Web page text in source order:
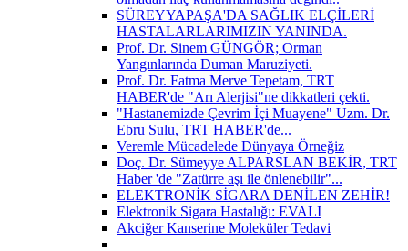
SÜREYYAPAŞA'DA SAĞLIK ELÇİLERİ
HASTALARLARIMIZIN YANINDA.
Prof. Dr. Sinem GÜNGÖR; Orman
Yangınlarında Duman Maruziyeti.
Prof. Dr. Fatma Merve Tepetam, TRT
HABER'de "Arı Alerjisi"ne dikkatleri çekti.
"Hastanemizde Çevrim İçi Muayene" Uzm. Dr.
Ebru Sulu, TRT HABER'de...
Veremle Mücadelede Dünyaya Örneğiz
Doç. Dr. Sümeyye ALPARSLAN BEKİR, TRT
Haber 'de "Zatürre aşı ile önlenebilir"...
ELEKTRONİK SİGARA DENİLEN ZEHİR!
Elektronik Sigara Hastalığı: EVALI
Akciğer Kanserine Moleküler Tedavi